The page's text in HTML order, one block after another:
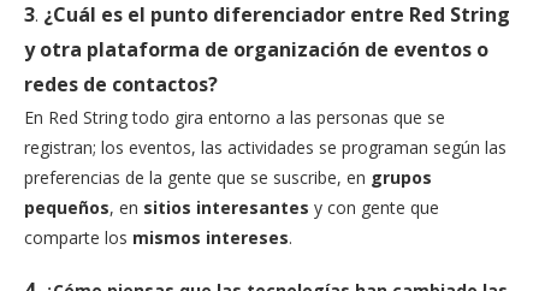
3. ¿Cuál es el punto diferenciador entre Red String
y otra plataforma de organización de eventos o
redes de contactos?
En Red String todo gira entorno a las personas que se
registran; los eventos, las actividades se programan según las
preferencias de la gente que se suscribe, en grupos
pequeños, en sitios interesantes y con gente que
comparte los mismos intereses.